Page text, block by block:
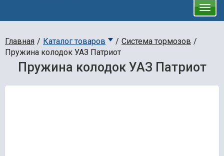
Главная Каталог товаров
Система тормозов
Пружина колодок УАЗ Патриот
Пружина колодок УАЗ Патриот